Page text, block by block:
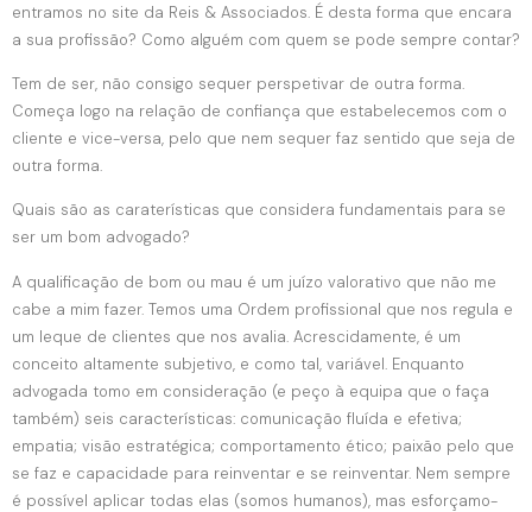
entramos no site da Reis & Associados. É desta forma que encara
a sua profissão? Como alguém com quem se pode sempre contar?
Tem de ser, não consigo sequer perspetivar de outra forma.
Começa logo na relação de confiança que estabelecemos com o
cliente e vice-versa, pelo que nem sequer faz sentido que seja de
outra forma.
Quais são as caraterísticas que considera fundamentais para se
ser um bom advogado?
A qualificação de bom ou mau é um juízo valorativo que não me
cabe a mim fazer. Temos uma Ordem profissional que nos regula e
um leque de clientes que nos avalia. Acrescidamente, é um
conceito altamente subjetivo, e como tal, variável. Enquanto
advogada tomo em consideração (e peço à equipa que o faça
também) seis características: comunicação fluída e efetiva;
empatia; visão estratégica; comportamento ético; paixão pelo que
se faz e capacidade para reinventar e se reinventar. Nem sempre
é possível aplicar todas elas (somos humanos), mas esforçamo-